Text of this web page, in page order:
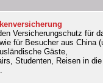
Versicherungschutz für
für Besucher aus China
Gäste,
Studenten, Reisen in die